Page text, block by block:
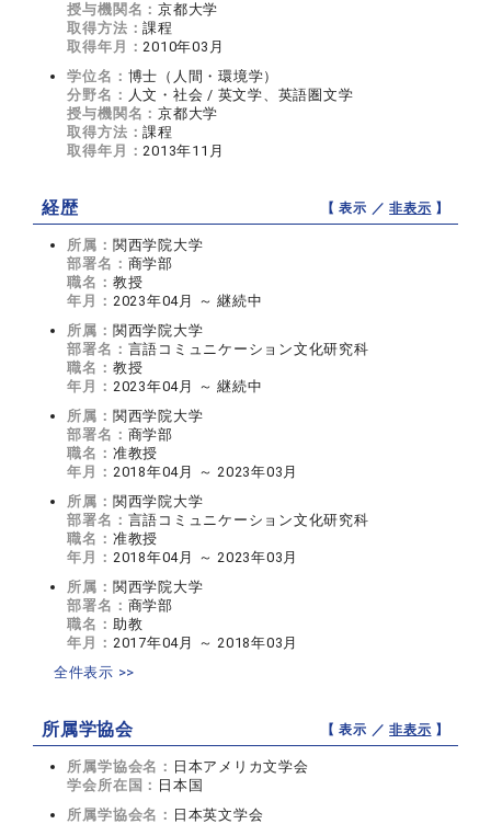
授与機関名：京都大学
取得方法：課程
取得年月：2010年03月
学位名： 博士（人間・環境学）
分野名： 人文・社会 / 英文学、英語圏文学
授与機関名：京都大学
取得方法：課程
取得年月：2013年11月
経歴 【 表示 ／非表示 】
所属： 関西学院大学
部署名： 商学部
職名： 教授
年月： 2023年04月 ～ 継続中
所属： 関西学院大学
部署名： 言語コミュニケーション文化研究科
職名： 教授
年月： 2023年04月 ～ 継続中
所属： 関西学院大学
部署名： 商学部
職名： 准教授
年月： 2018年04月 ～ 2023年03月
所属： 関西学院大学
部署名： 言語コミュニケーション文化研究科
職名： 准教授
年月： 2018年04月 ～ 2023年03月
所属： 関西学院大学
部署名： 商学部
職名： 助教
年月： 2017年04月 ～ 2018年03月
全件表示 >>
所属学協会 【 表示 ／非表示 】
所属学協会名： 日本アメリカ文学会
学会所在国： 日本国
所属学協会名： 日本英文学会